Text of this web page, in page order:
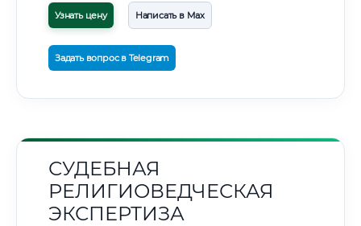
Узнать цену Написать в Max
Задать вопрос в Telegram
СУДЕБНАЯ
РЕЛИГИОВЕДЧЕСКАЯ
ЭКСПЕРТИЗА